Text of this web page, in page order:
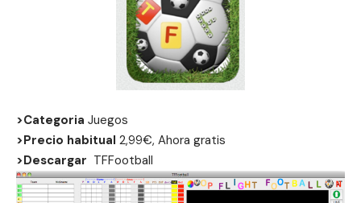
>Categoria Juegos
>Precio habitual 2,99€, Ahora gratis
>Descargar TFFootball